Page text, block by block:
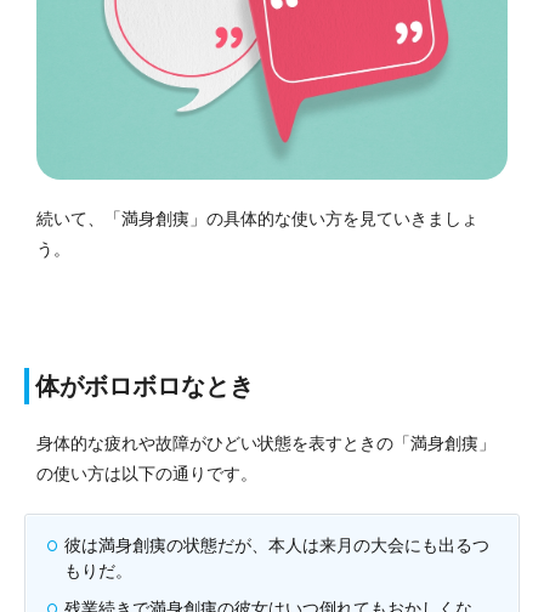
続いて、「満身創痍」の具体的な使い方を見ていきましょ
う。
体がボロボロなとき
身体的な疲れや故障がひどい状態を表すときの「満身創痍」
の使い方は以下の通りです。
彼は満身創痍の状態だが、本人は来月の大会にも出るつ
もりだ。